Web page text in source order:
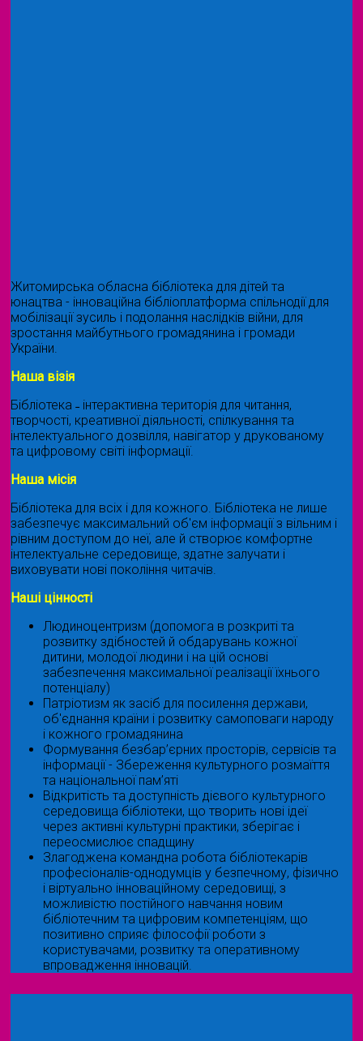
Житомирська обласна бібліотека для дітей та
юнацтва - інноваційна бібліоплатформа спільнодії для
мобілізації зусиль і подолання наслідків війни, для
зростання майбутнього громадянина і громади
України.
Наша візія
Бібліотека ˗ інтерактивна територія для читання,
творчості, креативної діяльності, спілкування та
інтелектуального дозвілля, навігатор у друкованому
та цифровому світі інформації.
Наша місія
Бібліотека для всіх і для кожного. Бібліотека не лише
забезпечує максимальний об'єм інформації з вільним і
рівним доступом до неї, але й створює комфортне
інтелектуальне середовище, здатне залучати і
виховувати нові покоління читачів.
Наші цінності
Людиноцентризм (допомога в розкриті та
розвитку здібностей й обдарувань кожної
дитини, молодої людини і на цій основі
забезпечення максимальної реалізації їхнього
потенціалу)
Патріотизм як засіб для посилення держави,
об'єднання країни і розвитку самоповаги народу
і кожного громадянина
Формування безбар’єрних просторів, сервісів та
інформації - Збереження культурного розмаїття
та національної пам’яті
Відкритість та доступність дієвого культурного
середовища бібліотеки, що творить нові ідеї
через активні культурні практики, зберігає і
переосмислює спадщину
Злагоджена командна робота бібліотекарів
професіоналів-однодумців у безпечному, фізично
і віртуально інноваційному середовищі, з
можливістю постійного навчання новим
бібліотечним та цифровим компетенціям, що
позитивно сприяє філософії роботи з
користувачами, розвитку та оперативному
впровадження інновацій.